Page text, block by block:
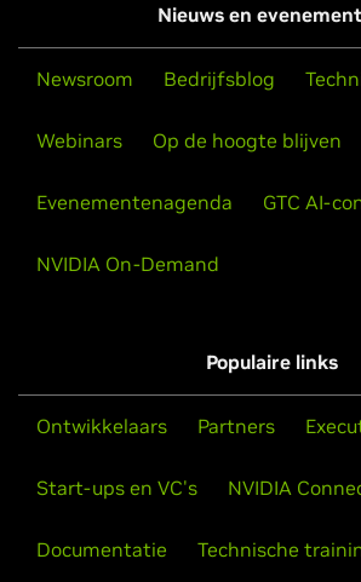
Nieuws en
Newsroom Bedrijfsblog
Webinars Op de hoogte blijven
Evenementenagenda GTC AI-
NVIDIA On-Demand
Populaire links
Ontwikkelaars Partners
Start-ups en VC's NVIDIA
Documentatie Technische